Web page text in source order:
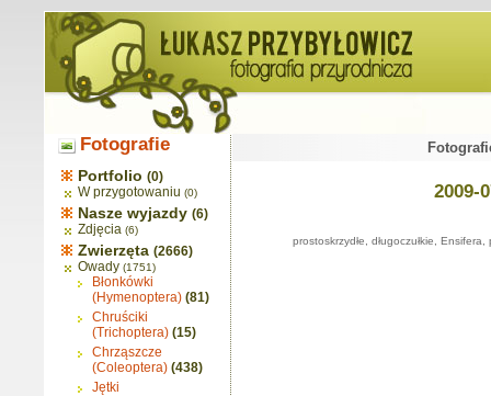
Fotografie
Portfolio (0)
W przygotowaniu (0)
Nasze wyjazdy (6)
Zdjęcia (6)
Zwierzęta (2666)
Owady (1751)
Błonkówki
(Hymenoptera) (81)
Chruściki
(Trichoptera) (15)
Chrząszcze
(Coleoptera) (438)
Jętki
2009-
prostoskrzydłe, długoczułkie,